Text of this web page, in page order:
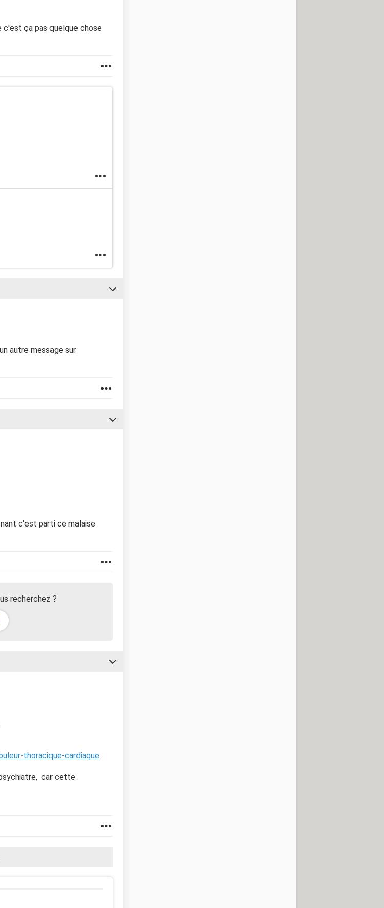
ça pas quelque chose
autre message sur
c'est parti ce malaise
recherchez ?
thoracique-cardiaque
car cette